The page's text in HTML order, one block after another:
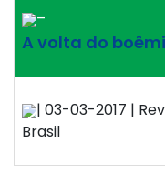
–
A volta do
| 03-03-2017 |
Brasil